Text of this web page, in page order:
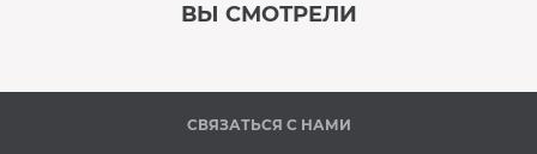
ВЫ СМОТРЕЛИ
Под заказ
СВЯЗАТЬСЯ С НАМИ